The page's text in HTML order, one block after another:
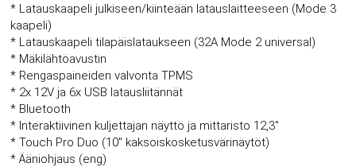
* Latauskaapeli julkiseen/kiinteään latauslaitteeseen (Mode 3
kaapeli)
* Latauskaapeli tilapäislataukseen (32A Mode 2 universal)
* Mäkilähtöavustin
* Rengaspaineiden valvonta TPMS
* 2x 12V ja 6x USB latausliitännät
* Bluetooth
* Interaktiivinen kuljettajan näyttö ja mittaristo 12,3"
* Touch Pro Duo (10" kaksoiskosketusvärinäytöt)
* Ääniohjaus (eng)